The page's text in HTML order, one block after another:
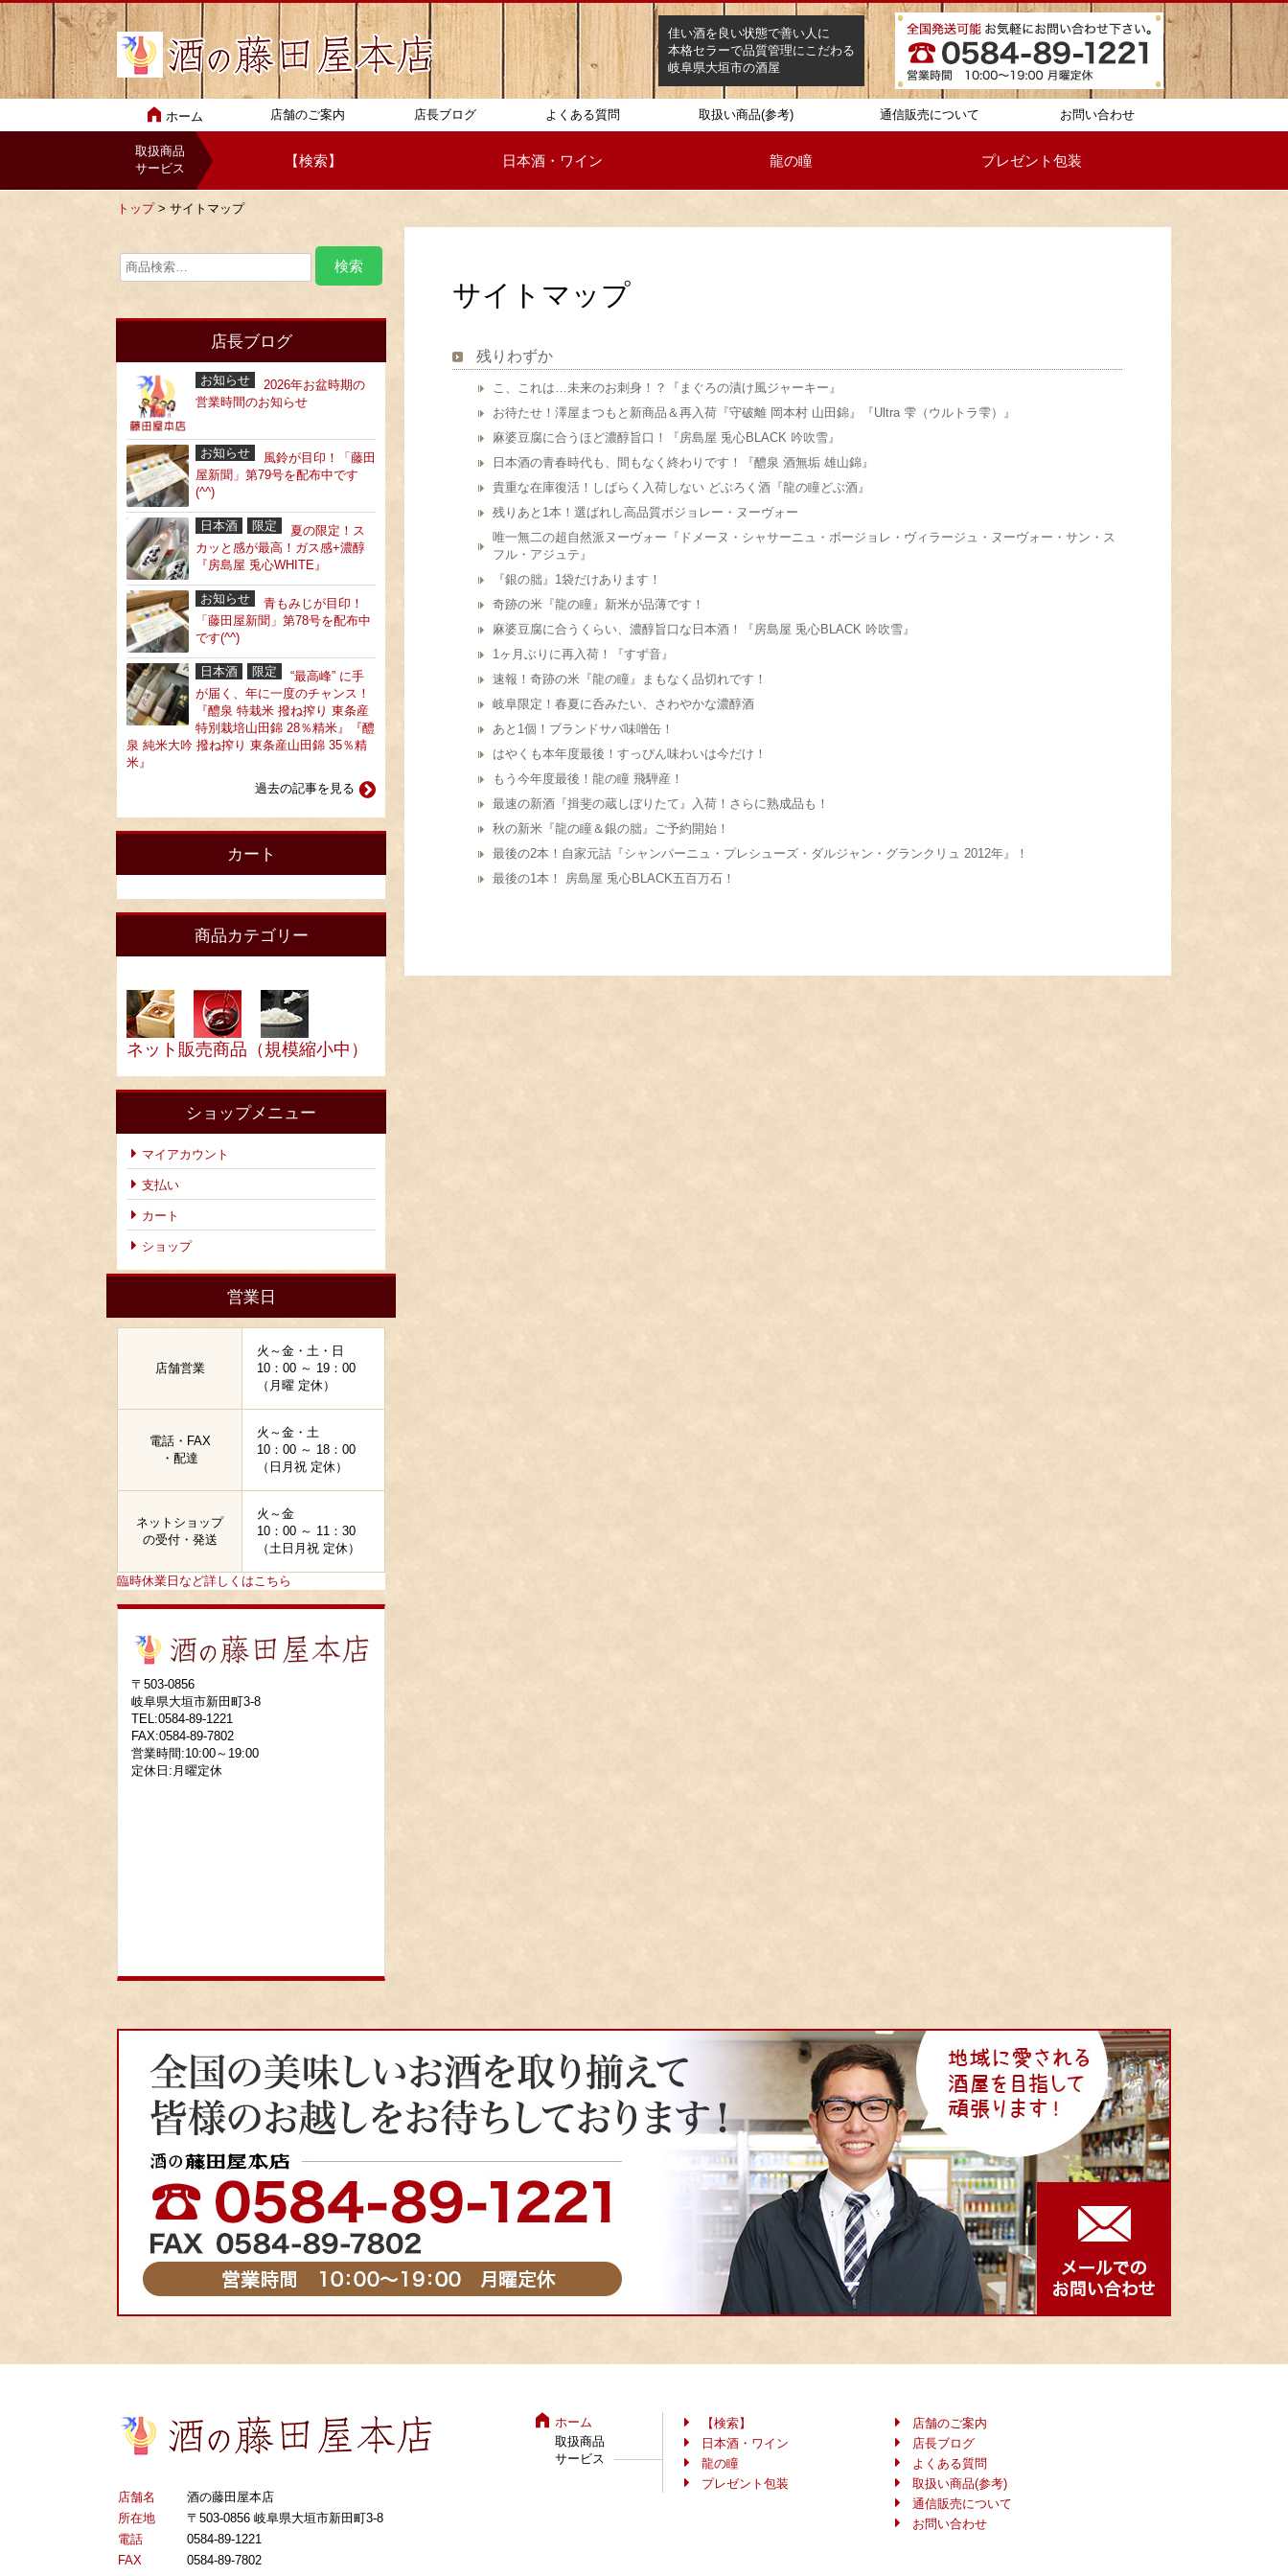
佳い酒を良い状態で善い人に
本格セラーで品質管理にこだわる
岐阜県大垣市の酒屋
ホーム 店舗のご案内 店長ブログ よくある質問 取扱い商品(参考) 通信販売について お問い合わせ
取扱商品
サービス
【検索】 日本酒・ワイン 龍の瞳 プレゼント包装
トップ> サイトマップ
サイトマップ
残りわずか
こ、これは…未来のお刺身！？『まぐろの漬け風ジャーキー』
お待たせ！澤屋まつもと新商品＆再入荷『守破離 岡本村 山田錦』『Ultra 雫（ウルトラ雫）』
麻婆豆腐に合うほど濃醇旨口！『房島屋 兎心BLACK 吟吹雪』
日本酒の青春時代も、間もなく終わりです！『醴泉 酒無垢 雄山錦』
貴重な在庫復活！しばらく入荷しない どぶろく酒『龍の瞳どぶ酒』
残りあと1本！選ばれし高品質ボジョレー・ヌーヴォー
唯一無二の超自然派ヌーヴォー『ドメーヌ・シャサーニュ・ボージョレ・ヴィラージュ・ヌーヴォー・サン・ス
フル・アジュテ』
『銀の朏』1袋だけあります！
奇跡の米『龍の瞳』新米が品薄です！
麻婆豆腐に合うくらい、濃醇旨口な日本酒！『房島屋 兎心BLACK 吟吹雪』
1ヶ月ぶりに再入荷！『すず音』
速報！奇跡の米『龍の瞳』まもなく品切れです！
岐阜限定！春夏に呑みたい、さわやかな濃醇酒
あと1個！ブランドサバ味噌缶！
はやくも本年度最後！すっぴん味わいは今だけ！
もう今年度最後！龍の瞳 飛騨産！
最速の新酒『揖斐の蔵しぼりたて』入荷！さらに熟成品も！
秋の新米『龍の瞳＆銀の朏』ご予約開始！
最後の2本！自家元詰『シャンパーニュ・プレシューズ・ダルジャン・グランクリュ 2012年』！
最後の1本！ 房島屋 兎心BLACK五百万石！
店長ブログ
お知らせ
2026年お盆時期の
営業時間のお知らせ
お知らせ
風鈴が目印！「藤田
屋新聞」第79号を配布中です
(^^)
日本酒 限定
夏の限定！ス
カッと感が最高！ガス感+濃醇
『房島屋 兎心WHITE』
お知らせ
青もみじが目印！
「藤田屋新聞」第78号を配布中
です(^^)
日本酒 限定
“最高峰” に手
が届く、年に一度のチャンス！
『醴泉 特栽米 撥ね搾り 東条産
特別栽培山田錦 28％精米』『醴
泉 純米大吟 撥ね搾り 東条産山田錦 35％精
米』
過去の記事を見る
カート
商品カテゴリー
ネット販売商品（規模縮小中）
ショップメニュー
マイアカウント
支払い
カート
ショップ
営業日
店舗営業
火～金・土・日
10：00 ～ 19：00
（月曜 定休）
電話・FAX
・配達
火～金・土
10：00 ～ 18：00
（日月祝 定休）
ネットショップ
の受付・発送
火～金
10：00 ～ 11：30
（土日月祝 定休）
臨時休業日など詳しくはこちら
〒503-0856
岐阜県大垣市新田町3-8
TEL:0584-89-1221
FAX:0584-89-7802
営業時間:10:00～19:00
定休日:月曜定休
店舗名
酒の藤田屋本店
所在地
〒503-0856 岐阜県大垣市新田町3-8
電話
0584-89-1221
FAX
0584-89-7802
ホーム
取扱商品
サービス
【検索】
日本酒・ワイン
龍の瞳
プレゼント包装
店舗のご案内
店長ブログ
よくある質問
取扱い商品(参考)
通信販売について
お問い合わせ